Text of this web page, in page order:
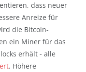
dass neuer
Anreize für
die Bitcoin-
ein Miner für das
erhält - alle
. Höhere